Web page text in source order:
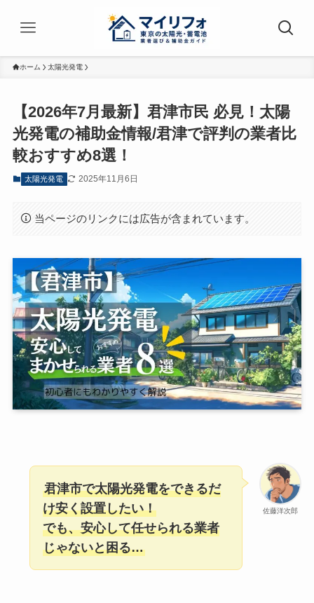
ホーム 太陽光発電
【2026年7月最新】君津市民 必見！太陽
光発電の補助金情報/君津で評判の業者比
較おすすめ8選！
太陽光発電 2025年11月6日
当ページのリンクには広告が含まれています。
佐藤洋次郎
君津市で太陽光発電をできるだ
け安く設置したい！
でも、安心して任せられる業者
じゃないと困る…